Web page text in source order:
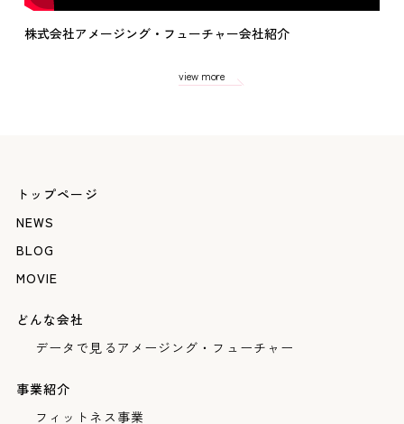
株式会社アメージング・フューチャー会社紹介
view more
トップページ
NEWS
BLOG
MOVIE
どんな会社
データで見るアメージング・フューチャー
事業紹介
フィットネス事業